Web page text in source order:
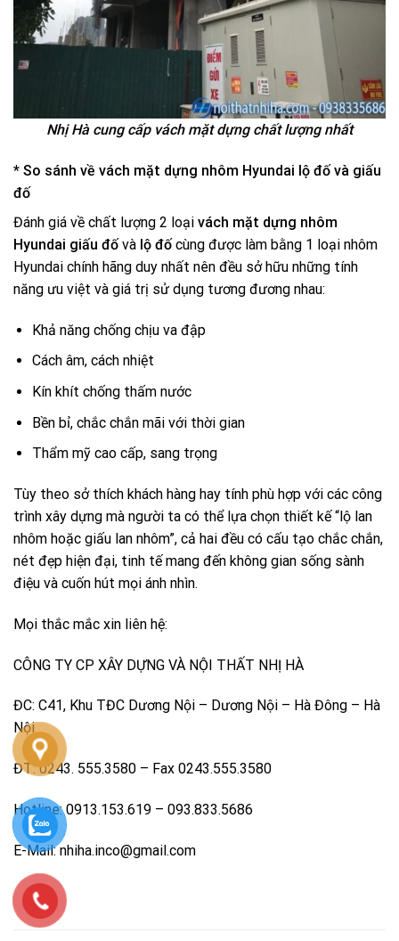
Nhị Hà cung cấp vách mặt dựng chất lượng nhất
* So sánh về vách mặt dựng nhôm Hyundai lộ đố và giấu
đố
Đánh giá về chất lượng 2 loại vách mặt dựng nhôm
Hyundai giấu đốvà lộ đốcùng được làm bằng 1 loại nhôm
Hyundai chính hãng duy nhất nên đều sở hữu những tính
năng ưu việt và giá trị sử dụng tương đương nhau:
Khả năng chống chịu va đập
Cách âm, cách nhiệt
Kín khít chống thấm nước
Bền bỉ, chắc chắn mãi với thời gian
Thẩm mỹ cao cấp, sang trọng
Tùy theo sở thích khách hàng hay tính phù hợp với các công
trình xây dựng mà người ta có thể lựa chọn thiết kế “lộ lan
nhôm hoặc giấu lan nhôm”, cả hai đều có cấu tạo chắc chắn,
nét đẹp hiện đại, tinh tế mang đến không gian sống sành
điệu và cuốn hút mọi ánh nhìn.
Mọi thắc mắc xin liên hệ:
CÔNG TY CP XÂY DỰNG VÀ NỘI THẤT NHỊ HÀ
ĐC: C41, Khu TĐC Dương Nội – Dương Nội – Hà Đông – Hà
Nội
ĐT: 0243. 555.3580 – Fax 0243.555.3580
Hotline: 0913.153.619 – 093.833.5686
E-Mail: nhiha.inco@gmail.com